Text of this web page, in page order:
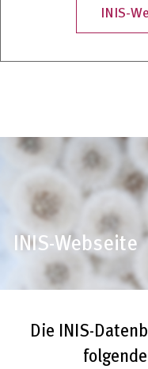
INIS-
INIS-Webseite
Die INIS-